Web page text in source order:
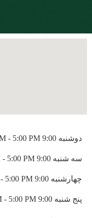
دوشنبه 9:00 AM
- 5:00 PM
سه شنبه 9:00 AM
- 5:00 PM
چهارشنبه 9:00 AM
- 5:00 PM
پنج شنبه 9:00 AM
- 5:00 PM